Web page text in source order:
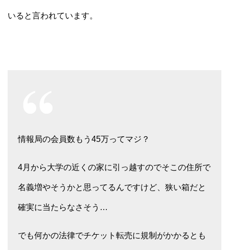
いると言われています。
情報局の会員数もう45万ってマジ？
4月から大学の近くの家に引っ越すのでそこの住所で
名義増やそうかと思ってるんですけど、狭い箱だと
確実に当たらなさそう…
でも何かの法律でチケット転売に規制がかかるとも